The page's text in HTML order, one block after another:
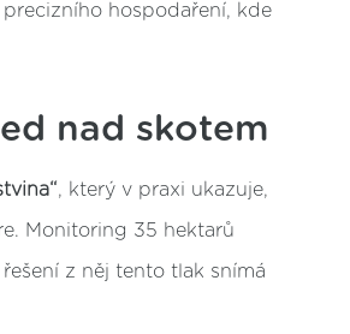
hospodaření, kde
nad skotem
, který v praxi ukazuje,
Monitoring 35 hektarů
z něj tento tlak snímá